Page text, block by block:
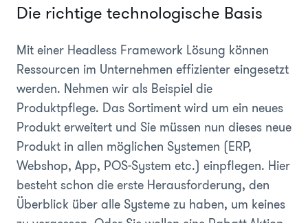
Die richtige technologische Basis
Mit einer Headless Framework Lösung können
Ressourcen im Unternehmen effizienter eingesetzt
werden. Nehmen wir als Beispiel die
Produktpflege. Das Sortiment wird um ein neues
Produkt erweitert und Sie müssen nun dieses neue
Produkt in allen möglichen Systemen (ERP,
Webshop, App, POS-System etc.) einpflegen. Hier
besteht schon die erste Herausforderung, den
Überblick über alle Systeme zu haben, um keines